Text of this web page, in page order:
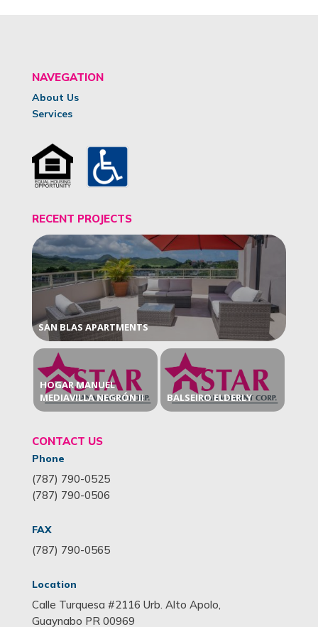
NAVEGATION
About Us
Services
RECENT PROJECTS
SAN BLAS APARTMENTS
HOGAR MANUEL
MEDIAVILLA NEGRÓN II
BALSEIRO ELDERLY
CONTACT US
Phone
(787) 790-0525
(787) 790-0506
FAX
(787) 790-0565
Location
Calle Turquesa #2116 Urb. Alto Apolo,
Guaynabo PR 00969